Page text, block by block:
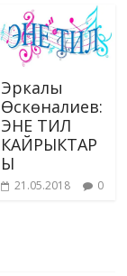
Эркалы
Өскөналиев:
ЭНЕ ТИЛ
КАЙРЫКТАР
Ы
21.05.2018 0